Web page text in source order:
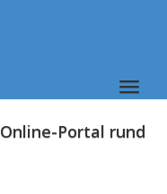
Portal rund